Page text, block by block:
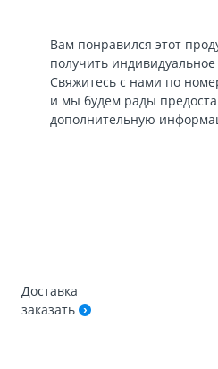
Вам понравился этот
получить
Свяжитесь с нами по
и мы будем рады
дополнительную
Доставка
заказать